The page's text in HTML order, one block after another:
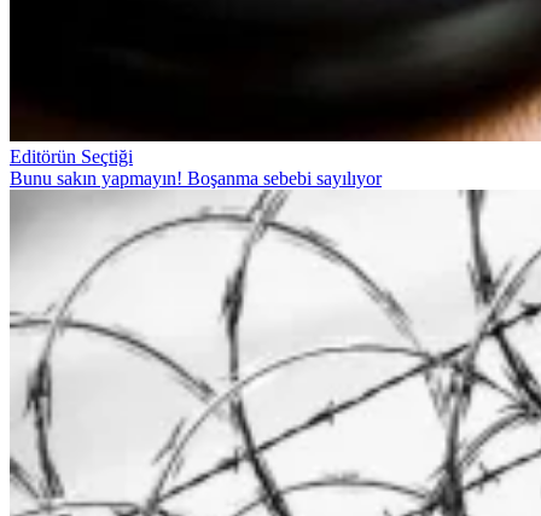
Editörün Seçtiği
Bunu sakın yapmayın! Boşanma sebebi sayılıyor